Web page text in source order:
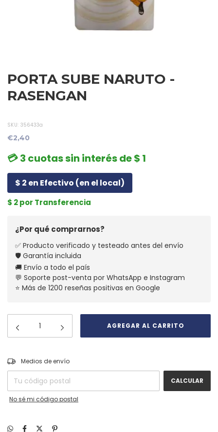
PORTA SUBE NARUTO -
RASENGAN
SKU: 356433a
€2,40
💳 3 cuotas sin interés de $ 1
$ 2 en Efectivo (en el local)
$ 2 por Transferencia
¿Por qué comprarnos?
✅ Producto verificado y testeado antes del envío
🛡️ Garantía incluida
🚚 Envío a todo el país
💬 Soporte post-venta por WhatsApp e Instagram
⭐ Más de 1200 reseñas positivas en Google
Entregas para el CP:
Medios de envío
CALCULAR
No sé mi código postal